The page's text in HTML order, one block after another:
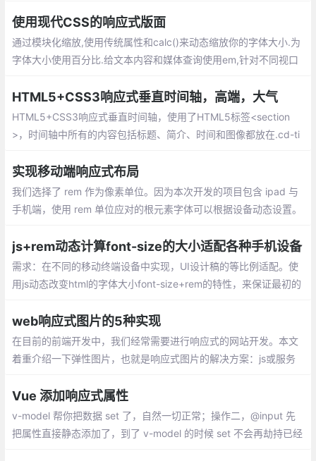
使用现代CSS的响应式版面
通过模块化缩放,使用传统属性和calc()来动态缩放你的字体大小.为
字体大小使用百分比.给文本内容和媒体查询使用em,针对不同视口
dia()函数基于视口来改变比例和基础字号
HTML5+CSS3响应式垂直时间轴，高端，大气
HTML5+CSS3响应式垂直时间轴，使用了HTML5标签<section
>，时间轴中所有的内容包括标题、简介、时间和图像都放在.cd-ti
section>中。
实现移动端响应式布局
我们选择了 rem 作为像素单位。因为本次开发的项目包含 ipad 与
手机端，使用 rem 单位应对的根元素字体可以根据设备动态设置。
使用vw作为单位在无论什么情况
js+rem动态计算font-size的大小适配各种手机设备
需求：在不同的移动终端设备中实现，UI设计稿的等比例适配。使
用js动态改变html的字体大小font-size+rem的特性，来保证最初的
web响应式图片的5种实现
在目前的前端开发中，我们经常需要进行响应式的网站开发。本文
着重介绍一下弹性图片，也就是响应式图片的解决方案：js或服务
Vue 添加响应式属性
v-model 帮你把数据 set 了，自然一切正常；操作二，@input 先
把属性直接静态添加了，到了 v-model 的时候 set 不会再劫持已经